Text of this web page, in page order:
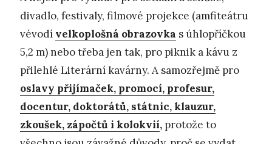
divadlo, festivaly, filmové projekce (amfiteátru
vévodí velkoplošná obrazovka s úhlopříčkou
5,2 m) nebo třeba jen tak, pro piknik a kávu z
přilehlé Literární kavárny. A samozřejmě pro
oslavy přijímaček, promocí, profesur,
docentur, doktorátů, státnic, klauzur,
zkoušek, zápočtů i kolokvií, protože to